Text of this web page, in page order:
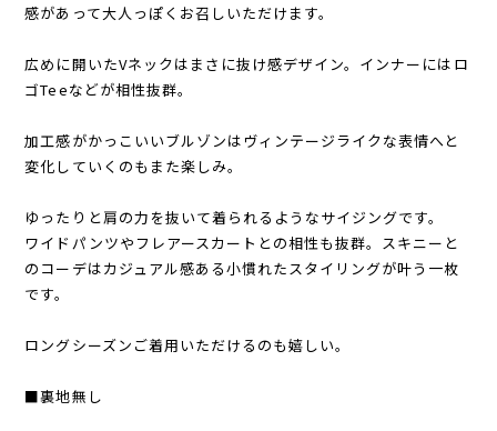
感があって大人っぽくお召しいただけます。
広めに開いたVネックはまさに抜け感デザイン。インナーにはロ
ゴTeeなどが相性抜群。
加工感がかっこいいブルゾンはヴィンテージライクな表情へと
変化していくのもまた楽しみ。
ゆったりと肩の力を抜いて着られるようなサイジングです。
ワイドパンツやフレアースカートとの相性も抜群。スキニーと
のコーデはカジュアル感ある小慣れたスタイリングが叶う一枚
です。
ロングシーズンご着用いただけるのも嬉しい。
■裏地無し